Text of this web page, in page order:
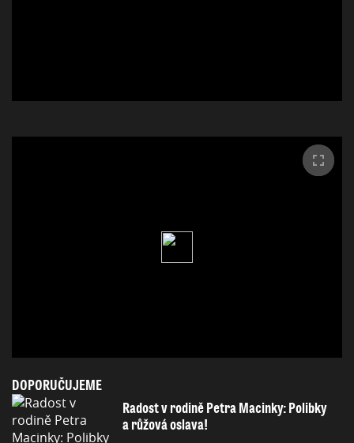
DOPORUČUJEME
Radost v rodině Petra Macinky: Polibky
a růžová oslava!